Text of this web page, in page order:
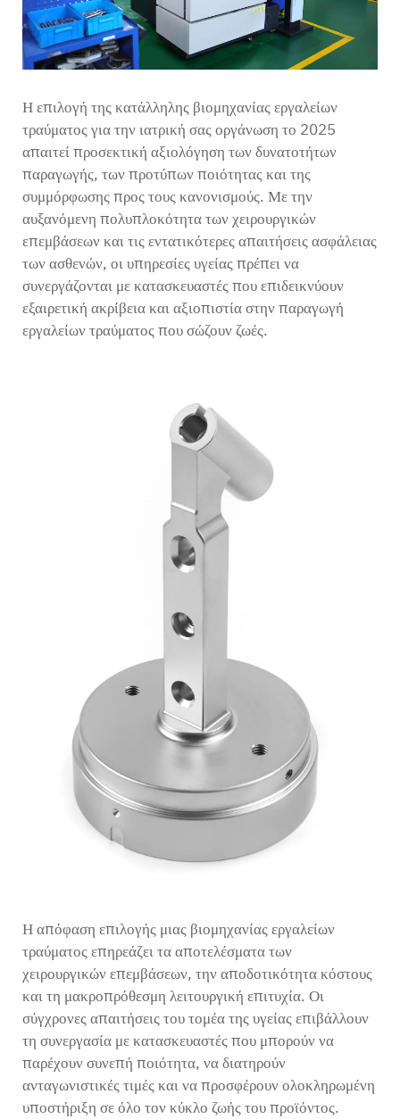
Η επιλογή της κατάλληλης βιομηχανίας εργαλείων
τραύματος για την ιατρική σας οργάνωση το 2025
απαιτεί προσεκτική αξιολόγηση των δυνατοτήτων
παραγωγής, των προτύπων ποιότητας και της
συμμόρφωσης προς τους κανονισμούς. Με την
αυξανόμενη πολυπλοκότητα των χειρουργικών
επεμβάσεων και τις εντατικότερες απαιτήσεις ασφάλειας
των ασθενών, οι υπηρεσίες υγείας πρέπει να
συνεργάζονται με κατασκευαστές που επιδεικνύουν
εξαιρετική ακρίβεια και αξιοπιστία στην παραγωγή
εργαλείων τραύματος που σώζουν ζωές.
Η απόφαση επιλογής μιας βιομηχανίας εργαλείων
τραύματος επηρεάζει τα αποτελέσματα των
χειρουργικών επεμβάσεων, την αποδοτικότητα κόστους
και τη μακροπρόθεσμη λειτουργική επιτυχία. Οι
σύγχρονες απαιτήσεις του τομέα της υγείας επιβάλλουν
τη συνεργασία με κατασκευαστές που μπορούν να
παρέχουν συνεπή ποιότητα, να διατηρούν
ανταγωνιστικές τιμές και να προσφέρουν ολοκληρωμένη
υποστήριξη σε όλο τον κύκλο ζωής του προϊόντος.